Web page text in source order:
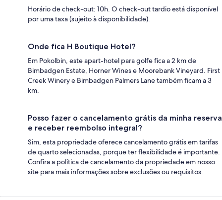
Horário de check-out: 10h. O check-out tardio está disponível
por uma taxa (sujeito à disponibilidade).
Onde fica H Boutique Hotel?
Em Pokolbin, este apart-hotel para golfe fica a 2 km de
Bimbadgen Estate, Horner Wines e Moorebank Vineyard. First
Creek Winery e Bimbadgen Palmers Lane também ficam a 3
km.
Posso fazer o cancelamento grátis da minha reserva
e receber reembolso integral?
Sim, esta propriedade oferece cancelamento grátis em tarifas
de quarto selecionadas, porque ter flexibilidade é importante.
Confira a política de cancelamento da propriedade em nosso
site para mais informações sobre exclusões ou requisitos.